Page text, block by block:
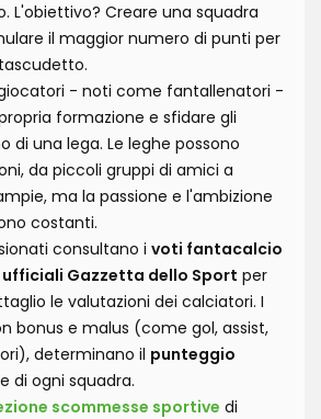
L'obiettivo? Creare una squadra
il maggior numero di punti per
- noti come fantallenatori -
formazione e sfidare gli
di una lega. Le leghe possono
da piccoli gruppi di amici a
ma la passione e l'ambizione
costanti.
consultano i voti fantacalcio
Gazzetta dello Sport per
le valutazioni dei calciatori. I
bonus e malus (come gol, assist,
determinano il punteggio
di ogni squadra.
scommesse sportive di